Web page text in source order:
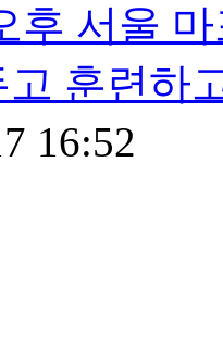
후 서울
훈련하
16:52